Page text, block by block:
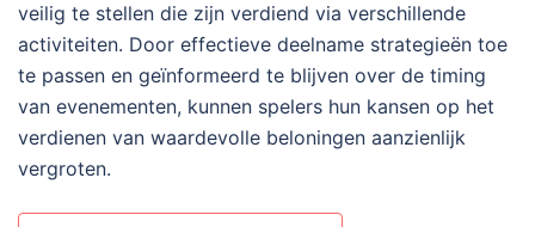
veilig te stellen die zijn verdiend via verschillende
activiteiten. Door effectieve deelname strategieën toe
te passen en geïnformeerd te blijven over de timing
van evenementen, kunnen spelers hun kansen op het
verdienen van waardevolle beloningen aanzienlijk
vergroten.